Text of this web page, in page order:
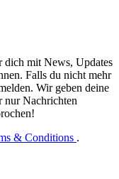
dich mit News, Updates
Falls du nicht mehr
Wir geben deine
nur Nachrichten
& Conditions .